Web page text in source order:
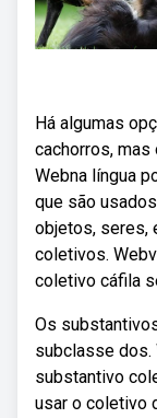
Há algumas
cachorros, mas
Webna língua
que são
objetos, seres,
coletivos.
coletivo cáfila
Os
subclasse dos.
substantivo
usar o coletivo